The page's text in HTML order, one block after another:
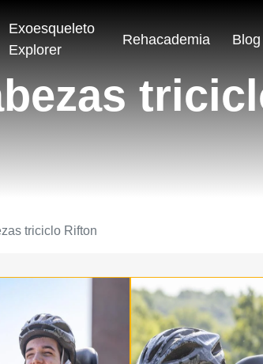
Exoesqueleto
Explorer
Rehacademia Blog
triciclo Rifton